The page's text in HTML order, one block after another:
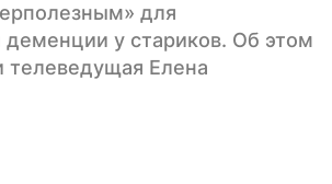
для
деменции у стариков. Об этом
телеведущая Елена